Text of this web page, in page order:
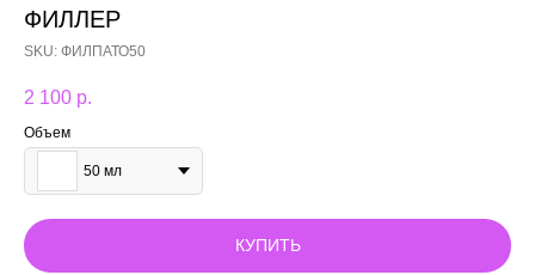
ФИЛЛЕР
SKU: ФИЛПАТО50
2 100 р.
Объем
50 мл
КУПИТЬ